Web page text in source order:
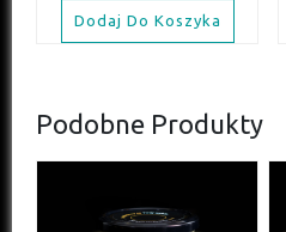
Dodaj Do Koszyka
Podobne Produkty